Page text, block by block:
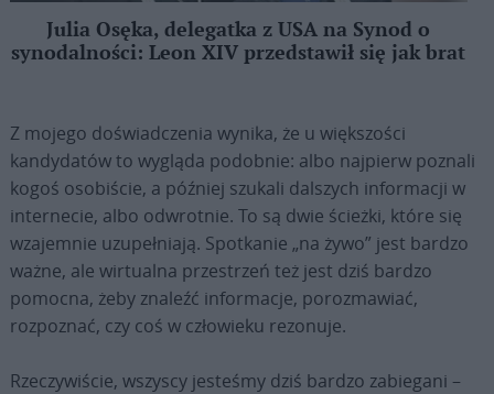
Julia Osęka, delegatka z USA na Synod o
synodalności: Leon XIV przedstawił się jak brat
Z mojego doświadczenia wynika, że u większości
kandydatów to wygląda podobnie: albo najpierw poznali
kogoś osobiście, a później szukali dalszych informacji w
internecie, albo odwrotnie. To są dwie ścieżki, które się
wzajemnie uzupełniają. Spotkanie „na żywo” jest bardzo
ważne, ale wirtualna przestrzeń też jest dziś bardzo
pomocna, żeby znaleźć informacje, porozmawiać,
rozpoznać, czy coś w człowieku rezonuje.
Rzeczywiście, wszyscy jesteśmy dziś bardzo zabiegani –